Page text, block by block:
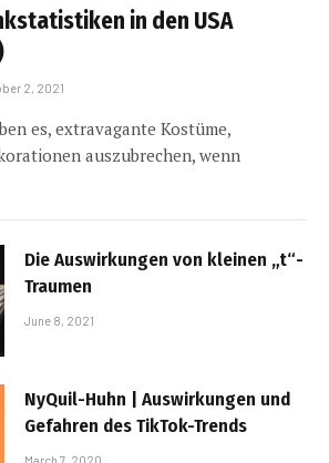
in den USA
2, 2021
es, extravagante Kostüme,
auszubrechen, wenn
Die Auswirkungen von kleinen „t“-
Traumen
June 8, 2021
NyQuil-Huhn | Auswirkungen und
Gefahren des TikTok-Trends
March 7, 2020